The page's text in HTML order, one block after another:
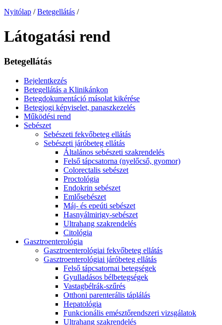
Nyitólap / Betegellátás /
Látogatási rend
Betegellátás
Bejelentkezés
Betegellátás a Klinikánkon
Betegdokumentáció másolat kikérése
Betegjogi képviselet, panaszkezelés
Működési rend
Sebészet
Sebészeti fekvőbeteg ellátás
Sebészeti járóbeteg ellátás
Általános sebészeti szakrendelés
Felső tápcsatorna (nyelőcső, gyomor)
Colorectalis sebészet
Proctológia
Endokrin sebészet
Emlősebészet
Máj- és epeúti sebészet
Hasnyálmirigy-sebészet
Ultrahang szakrendelés
Citológia
Gasztroenterológia
Gasztroenterológiai fekvőbeteg ellátás
Gasztroenterológiai járóbeteg ellátás
Felső tápcsatornai betegségek
Gyulladásos bélbetegségek
Vastagbélrák-szűrés
Otthoni parenterális táplálás
Hepatológia
Funkcionális emésztőrendszeri vizsgálatok
Ultrahang szakrendelés